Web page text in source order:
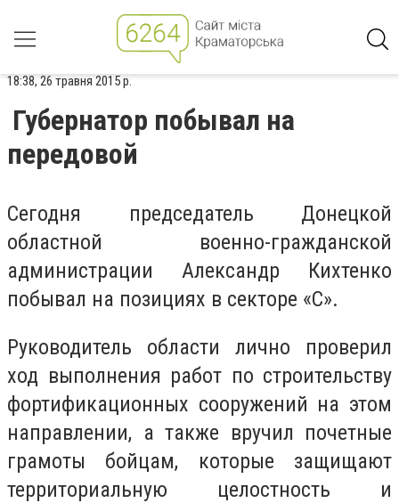
18:38, 26 травня 2015 р.
Губернатор побывал на
передовой
Сегодня председатель Донецкой
областной военно-гражданской
администрации Александр Кихтенко
побывал на позициях в секторе «С».
Руководитель области лично проверил
ход выполнения работ по строительству
фортификационных сооружений на этом
направлении, а также вручил почетные
грамоты бойцам, которые защищают
территориальную целостность и